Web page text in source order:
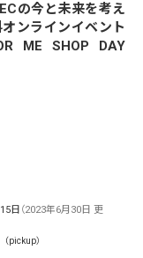
ECの今と未来を考え
オンラインイベント
ME SHOP DAY
日 （2023年6月30日 更
（pickup）